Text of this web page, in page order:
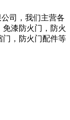
司，我们主营各
漆防火门，防火
门，防火门配件等